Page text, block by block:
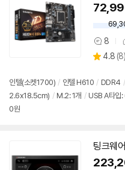
상
품
견
8
별
4.8 (상
리
뷰
8)
인텔(소켓1700) / 인텔 H610 / DDR4 /
2.6x18.5cm) / M.2: 1개 / USB A타입:
0원
팅크웨